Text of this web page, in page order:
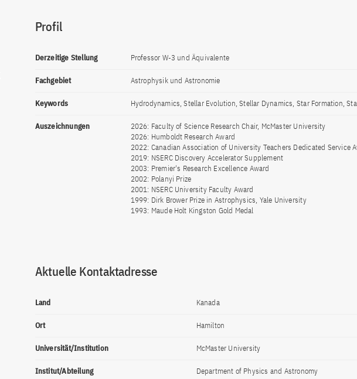
Profil
Derzeitige Stellung Professor W-3 und Äquivalente
Fachgebiet Astrophysik und Astronomie
Keywords Hydrodynamics, Stellar Evolution, Stellar Dynamics, Star Formation,
Auszeichnungen
2026: Faculty of Science Research Chair, McMaster University
2026: Humboldt Research Award
2022: Canadian Association of University Teachers Dedicated Service
2019: NSERC Discovery Accelerator Supplement
2003: Premier's Research Excellence Award
2002: Polanyi Prize
2001: NSERC University Faculty Award
1999: Dirk Brower Prize in Astrophysics, Yale University
1993: Maude Holt Kingston Gold Medal
Aktuelle Kontaktadresse
Land Kanada
Ort Hamilton
Universität/Institution McMaster University
Institut/Abteilung Department of Physics and Astronomy